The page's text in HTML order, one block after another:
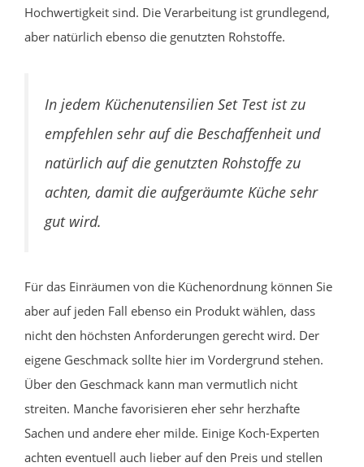
Hochwertigkeit sind. Die Verarbeitung ist grundlegend,
aber natürlich ebenso die genutzten Rohstoffe.
In jedem Küchenutensilien Set Test ist zu
empfehlen sehr auf die Beschaffenheit und
natürlich auf die genutzten Rohstoffe zu
achten, damit die aufgeräumte Küche sehr
gut wird.
Für das Einräumen von die Küchenordnung können Sie
aber auf jeden Fall ebenso ein Produkt wählen, dass
nicht den höchsten Anforderungen gerecht wird. Der
eigene Geschmack sollte hier im Vordergrund stehen.
Über den Geschmack kann man vermutlich nicht
streiten. Manche favorisieren eher sehr herzhafte
Sachen und andere eher milde. Einige Koch-Experten
achten eventuell auch lieber auf den Preis und stellen